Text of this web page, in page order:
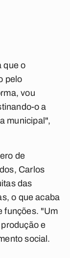
que o
pelo
vou
o a
municipal",
de
Carlos
das
o que acaba
funções. "Um
e
social.